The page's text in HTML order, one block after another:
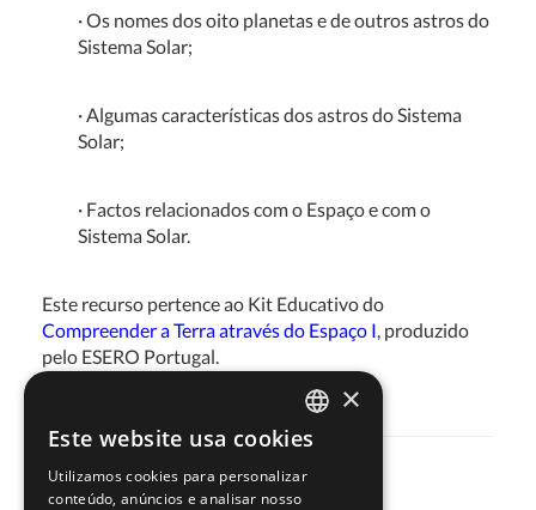
· Os nomes dos oito planetas e de outros astros do
Sistema Solar;
· Algumas características dos astros do Sistema
Solar;
· Factos relacionados com o Espaço e com o
Sistema Solar.
Este recurso pertence ao Kit Educativo do
Compreender a Terra através do Espaço I , produzido
pelo ESERO Portugal.
Materiais
PORTUGUESE
ENGLISH
×
Este website usa cookies
Utilizamos cookies para personalizar
conteúdo, anúncios e analisar nosso